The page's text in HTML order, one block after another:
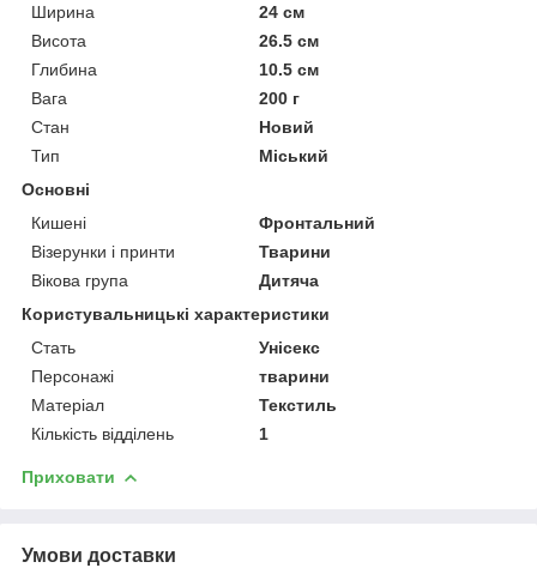
Ширина
24 см
Висота
26.5 см
Глибина
10.5 см
Вага
200 г
Стан
Новий
Тип
Міський
Основні
Кишені
Фронтальний
Візерунки і принти
Тварини
Вікова група
Дитяча
Користувальницькі характеристики
Стать
Унісекс
Персонажі
тварини
Матеріал
Текстиль
Кількість відділень
1
Приховати
Умови доставки